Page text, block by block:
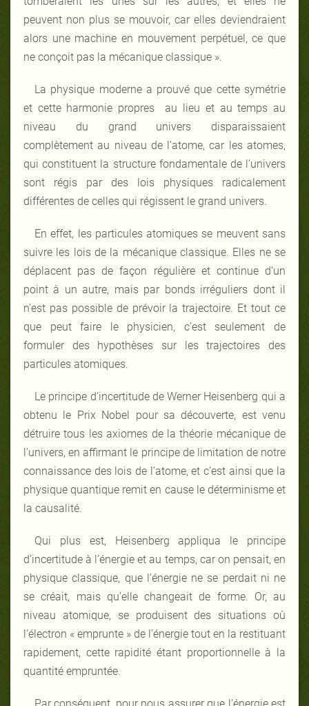
peuvent non plus se mouvoir, car elles deviendraient
alors une machine en mouvement perpétuel, ce que
ne conçoit pas la mécanique classique ».
La physique moderne a prouvé que cette symétrie
et cette harmonie propres au lieu et au temps au
niveau du grand univers disparaissaient
complètement au niveau de l’atome, car les atomes,
qui constituent la structure fondamentale de l’univers
sont régis par des lois physiques radicalement
différentes de celles qui régissent le grand univers.
En effet, les particules atomiques se meuvent sans
suivre les lois de la mécanique classique. Elles ne se
déplacent pas de façon régulière et continue d’un
point à un autre, mais par bonds irréguliers dont il
n’est pas possible de prévoir la trajectoire. Et tout ce
que peut faire le physicien, c’est seulement de
formuler des hypothèses sur les trajectoires des
particules atomiques.
Le principe d’incertitude de Werner Heisenberg qui a
obtenu le Prix Nobel pour sa découverte, est venu
détruire tous les axiomes de la théorie mécanique de
l’univers, en affirmant le principe de limitation de notre
connaissance des lois de l’atome, et c’est ainsi que la
physique quantique remit en cause le déterminisme et
la causalité.
Qui plus est, Heisenberg appliqua le principe
d’incertitude à l’énergie et au temps, car on pensait, en
physique classique, que l’énergie ne se perdait ni ne
se créait, mais qu’elle changeait de forme. Or, au
niveau atomique, se produisent des situations où
l’électron « emprunte » de l’énergie tout en la restituant
rapidement, cette rapidité étant proportionnelle à la
quantité empruntée.
Par conséquent, pour nous assurer que l’énergie est